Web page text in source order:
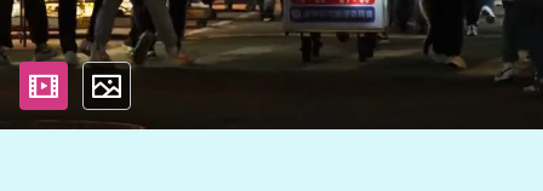
影片照片